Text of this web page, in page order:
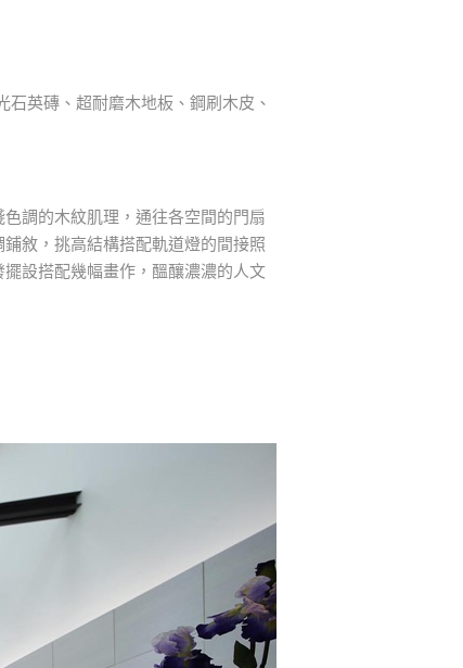
英磚、超耐磨木地板、鋼刷木皮、
調的木紋肌理，通往各空間的門扇
敘，挑高結構搭配軌道燈的間接照
設搭配幾幅畫作，醞釀濃濃的人文